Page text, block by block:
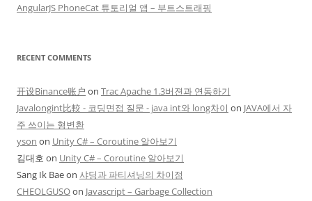
AngularJS PhoneCat 튜토리얼 앱 – 부트스트래핑
RECENT COMMENTS
开设Binance账户 on Trac Apache 1.3버젼과 연동하기
Javalongint比較 - 코딩면접 질문 - java int와 long차이 on JAVA에서 자
주 쓰이는 형변환
yson on Unity C# – Coroutine 알아보기
김대호 on Unity C# – Coroutine 알아보기
Sang Ik Baeon 샤딩과 파티셔닝의 차이점
CHEOLGUSOon Javascript – Garbage Collection